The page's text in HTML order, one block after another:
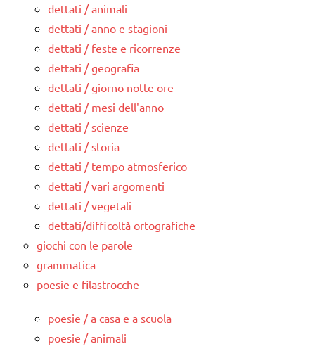
dettati / animali
dettati / anno e stagioni
dettati / feste e ricorrenze
dettati / geografia
dettati / giorno notte ore
dettati / mesi dell'anno
dettati / scienze
dettati / storia
dettati / tempo atmosferico
dettati / vari argomenti
dettati / vegetali
dettati/difficoltà ortografiche
giochi con le parole
grammatica
poesie e filastrocche
poesie / a casa e a scuola
poesie / animali